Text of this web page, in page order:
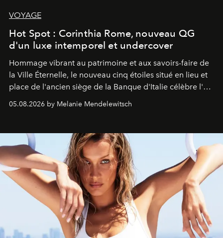
VOYAGE
Hot Spot : Corinthia Rome, nouveau QG
d'un luxe intemporel et undercover
Hommage vibrant au patrimoine et aux savoirs-faire de
la Ville Éternelle, le nouveau cinq étoiles situé en lieu et
place de l'ancien siège de la Banque d'Italie célèbre l'art
05.08.2026 by Melanie Mendelewitsch